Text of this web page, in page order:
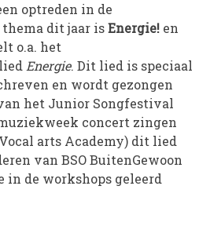
Vleuten
Orchestra
Moet je Hoor’n!
Loud & Proud
OVER ONS
Wie zijn we?
Bestuur
optreden in de
thema dit jaar isEnergie! en
o.a. het
Energie. Dit lied is speciaal
en wordt gezongen
het Junior Songfestival
concert zingen
arts Academy) dit lied
van BSO BuitenGewoon
in de workshops geleerd